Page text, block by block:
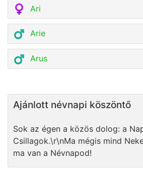
Ari
Arie
Arus
Ajánlott névnapi köszöntő
Sok az égen a közös dolog: a
Csillagok.\r\nMa mégis mind
ma van a Névnapod!